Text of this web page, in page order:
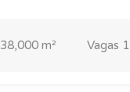
38,000 m² Vagas 1